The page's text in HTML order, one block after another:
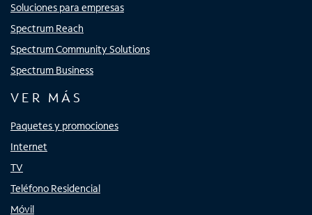
Soluciones para empresas
Spectrum Reach
Spectrum Community Solutions
Spectrum Business
VER MÁS
Paquetes y promociones
Internet
TV
Teléfono Residencial
Móvil